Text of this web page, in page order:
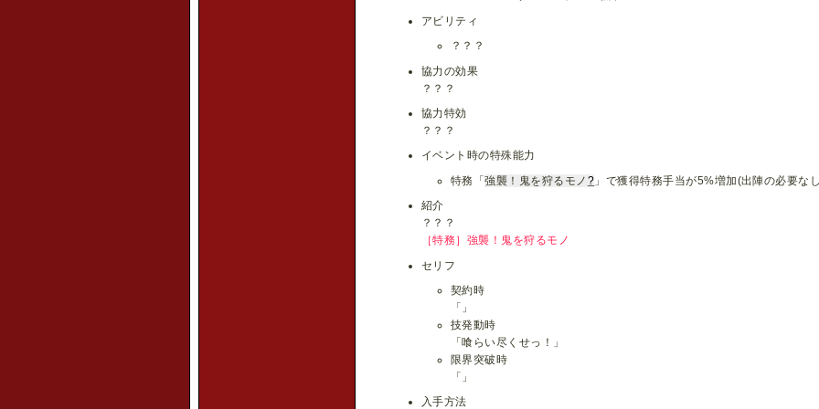
アビリティ
？？？
協力の効果
？？？
協力特効
？？？
イベント時の特殊能力
特務「強襲！鬼を狩るモノ ? 」で獲得特務手当が5%増加(出陣の必要な
紹介
？？？
［特務］強襲！鬼を狩るモノ
セリフ
契約時
「」
技発動時
「喰らい尽くせっ！」
限界突破時
「」
入手方法